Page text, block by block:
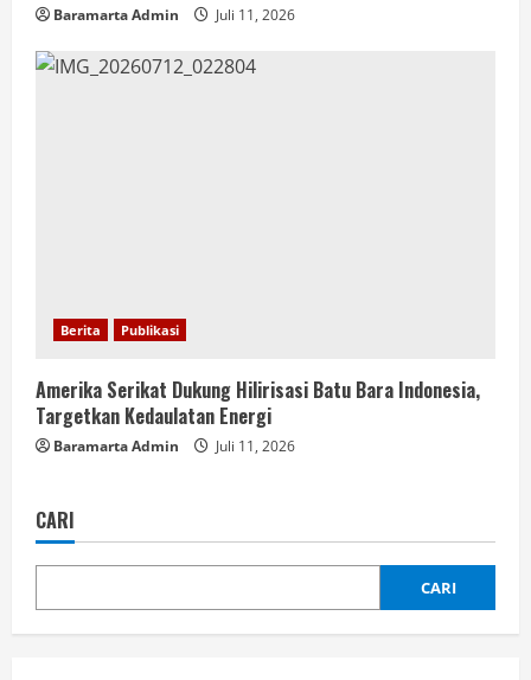
Baramarta Admin Juli 11, 2026
Berita Publikasi
Amerika Serikat Dukung Hilirisasi Batu Bara Indonesia,
Targetkan Kedaulatan Energi
Baramarta Admin Juli 11, 2026
CARI
CARI